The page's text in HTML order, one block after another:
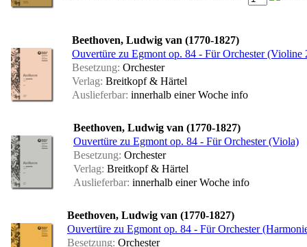
Beethoven, Ludwig van (1770-1827)
Ouvertüre zu Egmont op. 84 - Für Orchester (Violine
Besetzung: Orchester
Verlag: Breitkopf & Härtel
Auslieferbar: innerhalb einer Woche info
Beethoven, Ludwig van (1770-1827)
Ouvertüre zu Egmont op. 84 - Für Orchester (Viola)
Besetzung: Orchester
Verlag: Breitkopf & Härtel
Auslieferbar: innerhalb einer Woche info
Beethoven, Ludwig van (1770-1827)
Ouvertüre zu Egmont op. 84 - Für Orchester
Besetzung: Orchester